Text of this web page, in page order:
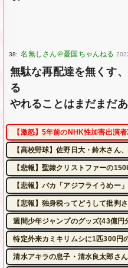
38:
無駄な再配達を無くす
る
やれることはまだまだ
【激怒】5年前のNHK性加害出演
【高校野球】佐野日大・鈴木さん
【悲報】聖隷クリストファーの
【悲報】バカ「アジフライうめー
【悲報】独身税ってどうして批判
週間少年ジャンプのグッズ(43億
特定外来カミキリムシに1匹300円
清水アキラの息子・清水良太郎さ